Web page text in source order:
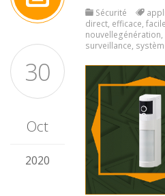
30
Oct
2020
Sécurité
direct, efficace, facile
nouvellegénération,
surveillance,